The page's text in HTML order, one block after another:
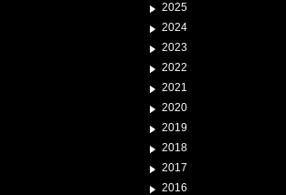
2025
2024
2023
2022
2021
2020
2019
2018
2017
2016